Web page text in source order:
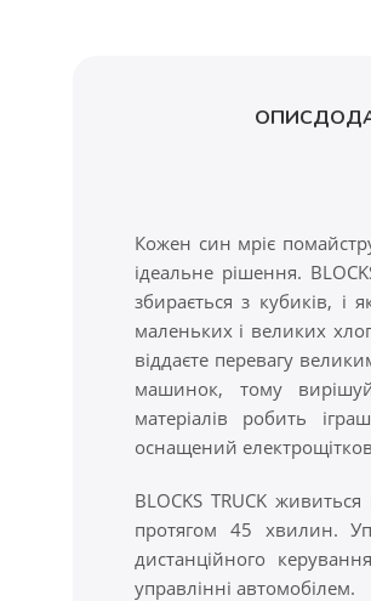
ОПИС
Кожен син мріє
ідеальне рішення.
збирається з кубиків, і
маленьких і великих
віддаєте перевагу
машинок, тому
матеріалів робить
оснащений
BLOCKS TRUCK
протягом 45 хвилин.
дистанційного
управлінні автомобілем.